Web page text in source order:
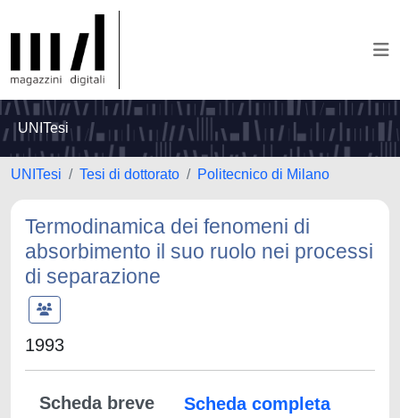
UNITesi
UNITesi Tesi di dottorato Politecnico di Milano
Termodinamica dei fenomeni di
absorbimento il suo ruolo nei processi
di separazione
1993
Scheda breve
Scheda completa